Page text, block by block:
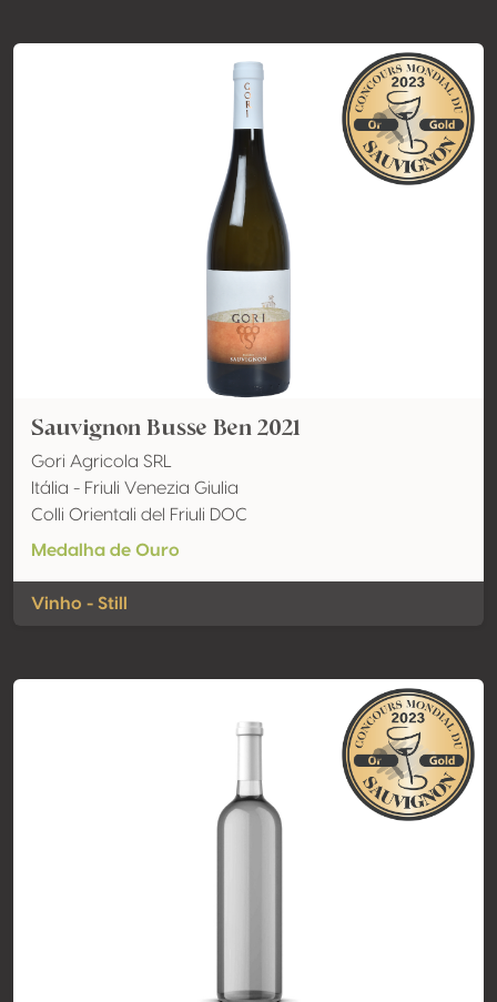
Sauvignon Busse Ben 2021
Gori Agricola SRL
Itália - Friuli Venezia Giulia
Colli Orientali del Friuli DOC
Medalha de Ouro
Vinho - Still